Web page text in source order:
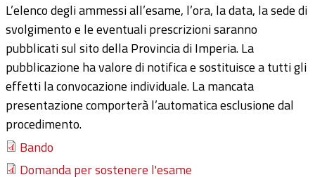
L’elenco degli ammessi all’esame, l’ora, la data, la sede di
svolgimento e le eventuali prescrizioni saranno
pubblicati sul sito della Provincia di Imperia. La
pubblicazione ha valore di notifica e sostituisce a tutti gli
effetti la convocazione individuale. La mancata
presentazione comporterà l’automatica esclusione dal
procedimento.
Bando
Domanda per sostenere l'esame